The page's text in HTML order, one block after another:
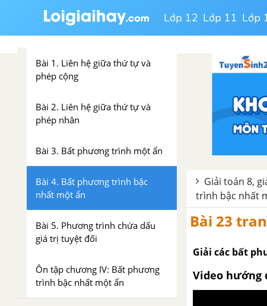
Lớp 12 Lớp 11 Lớp
CHƯƠNG IV. BẤT PHƯƠNG
TRÌNH BẬC NHẤT MỘT ẨN
Bài 1. Liên hệ giữa thứ tự và
phép cộng
Bài 2. Liên hệ giữa thứ tự và
phép nhân
Bài 3. Bất phương trình một ẩn
Bài 4. Bất phương trình bậc
nhất một ẩn
Bài 5. Phương trình chứa dấu
giá trị tuyệt đối
Ôn tập chương IV: Bất phương
trình bậc nhất một ẩn
Giải toán 8,
trình bậc nhất
Bài 23
Giải các bất
Video hướng